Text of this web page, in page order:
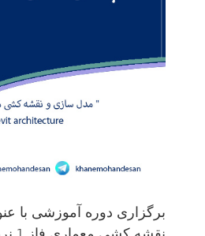
برگزاری دوره آموزشی با